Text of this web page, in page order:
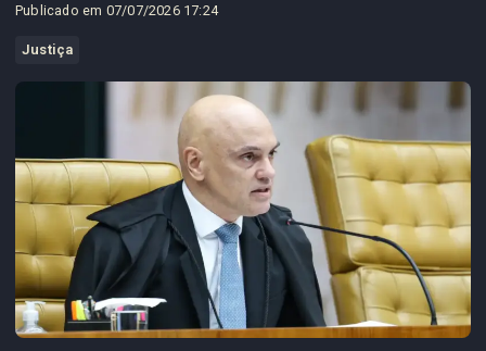
Publicado em 07/07/2026 17:24
Justiça